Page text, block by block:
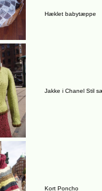
Hæklet babytæppe
Jakke i Chanel Stil
Kort Poncho